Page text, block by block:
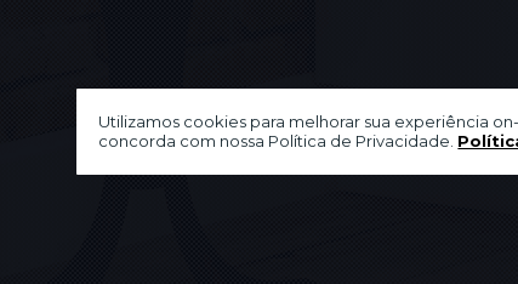
Utilizamos cookies para melhorar sua experiência
concorda com nossa Política de Privacidade.